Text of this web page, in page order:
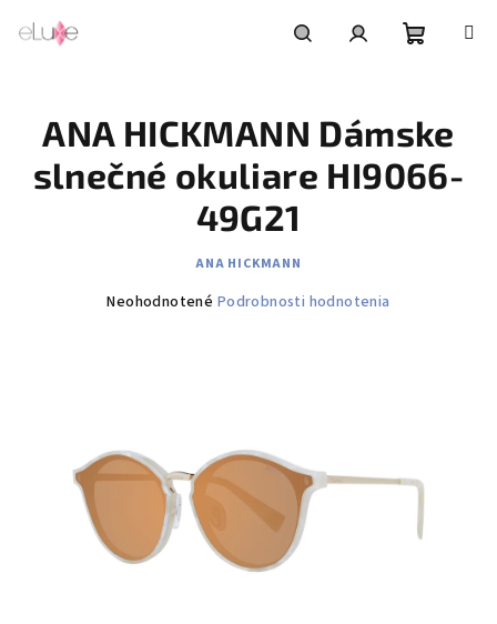
košík
ANA HICKMANN Dámske
slnečné okuliare HI9066-
49G21
ANA HICKMANN
Priemerné
hviezdičiek.
Neohodnotené Podrobnosti hodnotenia